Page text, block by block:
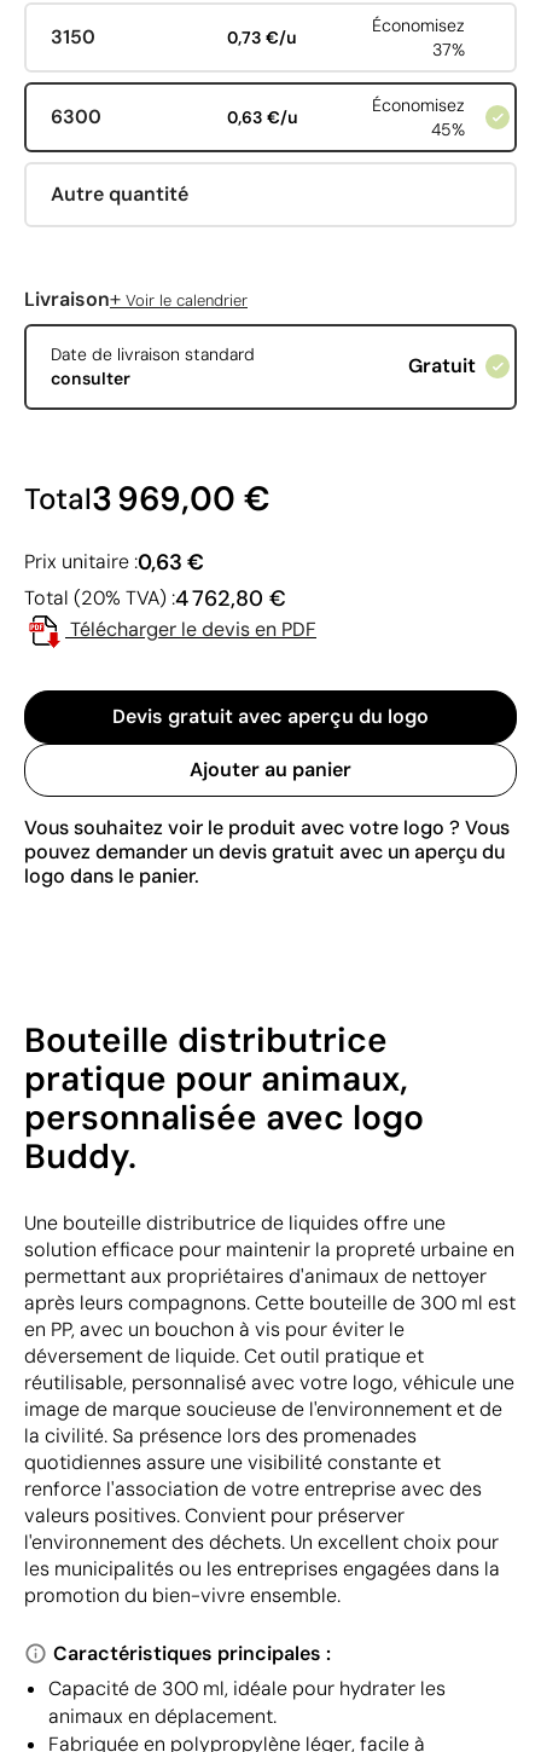
3150 0,73 €/u
Économisez
37%
6300 0,63 €/u
Économisez
45%
Autre quantité
Livraison+ Voir le calendrier
Date de livraison standard
consulter
Gratuit
Total3 969,00 €
Prix unitaire :0,63 €
Total (20% TVA) :4 762,80 €
Télécharger le devis en PDF
Devis gratuit avec aperçu du logo
Ajouter au panier
Vous souhaitez voir le produit avec votre logo ? Vous
pouvez demander un devis gratuit avec un aperçu du
logo dans le panier.
Bouteille distributrice
pratique pour animaux,
personnalisée avec logo
Buddy.
Une bouteille distributrice de liquides offre une
solution efficace pour maintenir la propreté urbaine en
permettant aux propriétaires d'animaux de nettoyer
après leurs compagnons. Cette bouteille de 300 ml est
en PP, avec un bouchon à vis pour éviter le
déversement de liquide. Cet outil pratique et
réutilisable, personnalisé avec votre logo, véhicule une
image de marque soucieuse de l'environnement et de
la civilité. Sa présence lors des promenades
quotidiennes assure une visibilité constante et
renforce l'association de votre entreprise avec des
valeurs positives. Convient pour préserver
l'environnement des déchets. Un excellent choix pour
les municipalités ou les entreprises engagées dans la
promotion du bien-vivre ensemble.
Caractéristiques principales :
Capacité de 300 ml, idéale pour hydrater les
animaux en déplacement.
Fabriquée en polypropylène léger, facile à